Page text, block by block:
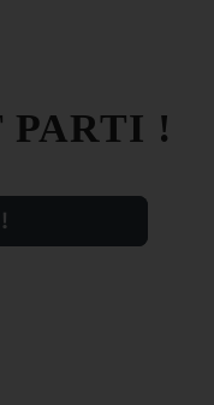
PARTI !